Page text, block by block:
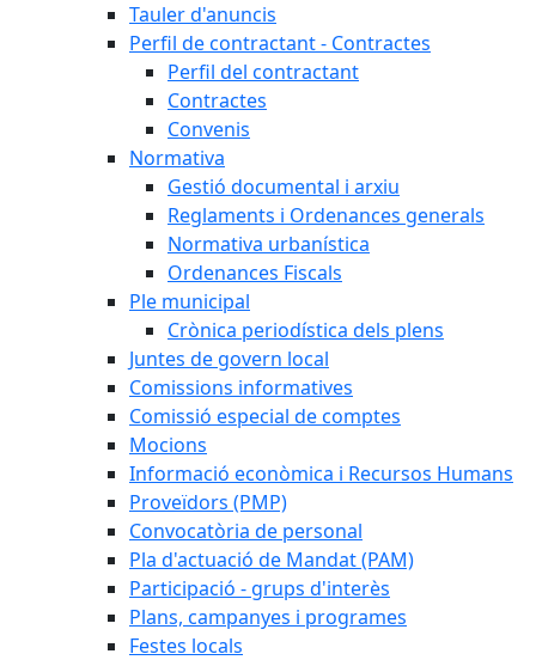
Tauler d'anuncis
Perfil de contractant - Contractes
Perfil del contractant
Contractes
Convenis
Normativa
Gestió documental i arxiu
Reglaments i Ordenances generals
Normativa urbanística
Ordenances Fiscals
Ple municipal
Crònica periodística dels plens
Juntes de govern local
Comissions informatives
Comissió especial de comptes
Mocions
Informació econòmica i Recursos Humans
Proveïdors (PMP)
Convocatòria de personal
Pla d'actuació de Mandat (PAM)
Participació - grups d'interès
Plans, campanyes i programes
Festes locals